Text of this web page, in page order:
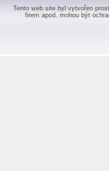
Tento web site byl vytvořen
firem apod. mohou být